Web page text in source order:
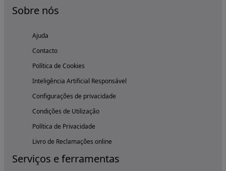
Sobre nós
Ajuda
Contacto
Política de Cookies
Inteligência Artificial Responsável
Configurações de privacidade
Condições de Utilização
Política de Privacidade
Livro de Reclamações online
Serviços e ferramentas